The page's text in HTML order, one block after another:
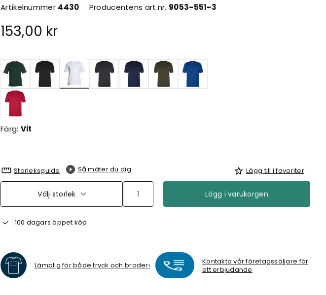
Artikelnummer 4430 Producentens art.nr. 9053-551-3
153,00 kr
Valda
Färg: Vit
Storleksguide Så mäter du dig Lägg till i favoriter
Välj storlek Lägg i varukorgen
100 dagars öppet köp
Lämplig för både tryck och broderi
Kontakta vår företagssäljare för
ett erbjudande